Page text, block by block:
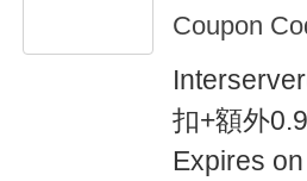
Coupon
扣+額外
Expires